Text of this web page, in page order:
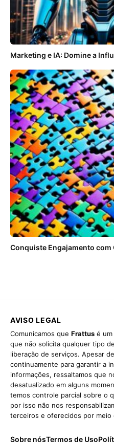
Marketing e IA: Domine a
Conquiste Engajamento com
AVISO LEGAL
Comunicamos que Frattus é
que não solicita qualquer tipo
liberação de serviços. Apesar
continuamente para garantir a
informações, ressaltamos que
desatualizado em alguns
temos controle parcial sobre o
por isso não nos
terceiros e oferecidos por meio
Sobre nósTermos de Uso